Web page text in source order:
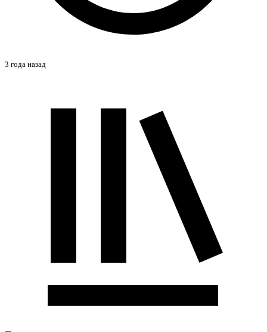
3 года назад